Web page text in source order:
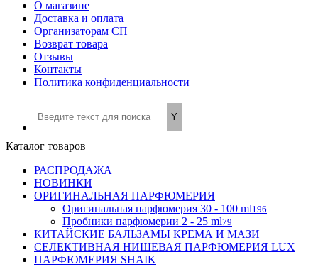
О магазине
Доставка и оплата
Организаторам СП
Возврат товара
Отзывы
Контакты
Политика конфиденциальности
Каталог товаров
РАСПРОДАЖА
НОВИНКИ
ОРИГИНАЛЬНАЯ ПАРФЮМЕРИЯ
Оригинальная парфюмерия 30 - 100 ml196
Пробники парфюмерии 2 - 25 ml79
КИТАЙСКИЕ БАЛЬЗАМЫ КРЕМА И МАЗИ
СЕЛЕКТИВНАЯ НИШЕВАЯ ПАРФЮМЕРИЯ LUX
ПАРФЮМЕРИЯ SHAIK